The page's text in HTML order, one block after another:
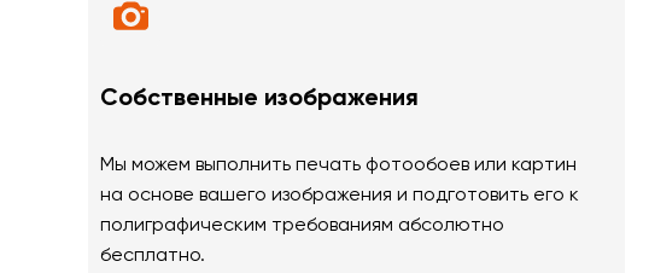
Собственные изображения
Мы можем выполнить печать фотообоев или картин
на основе вашего изображения и подготовить его к
полиграфическим требованиям абсолютно
бесплатно.